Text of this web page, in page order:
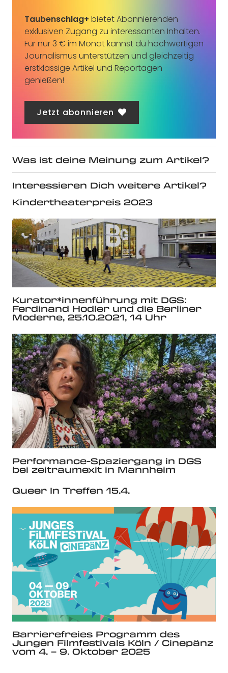
Taubenschlag+ bietet Abonnierenden
exklusiven Zugang zu interessanten Inhalten.
Für nur 3 € im Monat kannst du hochwertigen
Journalismus unterstützen und gleichzeitig
erstklassige Artikel und Reportagen
genießen!
Jetzt abonnieren
Was ist deine Meinung zum Artikel?
Interessieren Dich weitere Artikel?
Kindertheaterpreis 2023
Kurator*innenführung mit DGS:
Ferdinand Hodler und die Berliner
Moderne, 25.10.2021, 14 Uhr
Performance-Spaziergang in DGS
bei zeitraumexit in Mannheim
Queer In Treffen 15.4.
Barrierefreies Programm des
Jungen Filmfestivals Köln / Cinepänz
vom 4. – 9. Oktober 2025